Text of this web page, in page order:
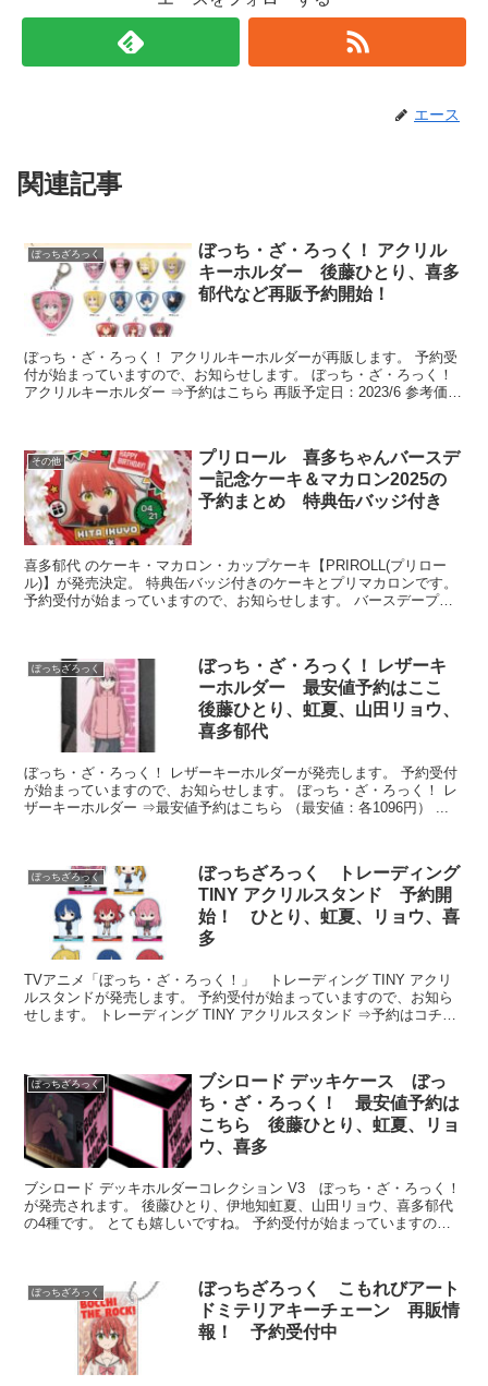
エース
関連記事
ぼっちざろっく
ぼっち・ざ・ろっく！ アクリル
キーホルダー 後藤ひとり、喜多
郁代など再販予約開始！
ぼっち・ざ・ろっく！ アクリルキーホルダーが再販します。 予約受
付が始まっていますので、お知らせします。 ぼっち・ざ・ろっく！
アクリルキーホルダー ⇒予約はこちら 再販予定日：2023/6 参考価
その他
プリロール 喜多ちゃんバースデ
ー記念ケーキ＆マカロン2025の
予約まとめ 特典缶バッジ付き
喜多郁代 のケーキ・マカロン・カップケーキ【PRIROLL(プリロー
ル)】が発売決定。 特典缶バッジ付きのケーキとプリマカロンです。
予約受付が始まっていますので、お知らせします。 バースデープリ
ぼっちざろっく
ぼっち・ざ・ろっく！ レザーキ
ーホルダー 最安値予約はここ
後藤ひとり、虹夏、山田リョウ、
喜多郁代
ぼっち・ざ・ろっく！ レザーキーホルダーが発売します。 予約受付
が始まっていますので、お知らせします。 ぼっち・ざ・ろっく！ レ
ザーキーホルダー ⇒最安値予約はこちら （最安値：各1096円） ...
ぼっちざろっく
ぼっちざろっく トレーディング
TINY アクリルスタンド 予約開
始！ ひとり、虹夏、リョウ、喜
多
TVアニメ「ぼっち・ざ・ろっく！」 トレーディング TINY アクリ
ルスタンドが発売します。 予約受付が始まっていますので、お知ら
せします。 トレーディング TINY アクリルスタンド ⇒予約はコチラ
ぼっちざろっく
ブシロード デッキケース ぼっ
ち・ざ・ろっく！ 最安値予約は
こちら 後藤ひとり、虹夏、リョ
ウ、喜多
ブシロード デッキホルダーコレクション V3 ぼっち・ざ・ろっく！
が発売されます。 後藤ひとり、伊地知虹夏、山田リョウ、喜多郁代
の4種です。 とても嬉しいですね。 予約受付が始まっていますの
ぼっちざろっく
ぼっちざろっく こもれびアート
ドミテリアキーチェーン 再販情
報！ 予約受付中